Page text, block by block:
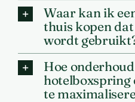
Waar kan ik
thuis kopen
wordt
Hoe
hotelboxspring
te